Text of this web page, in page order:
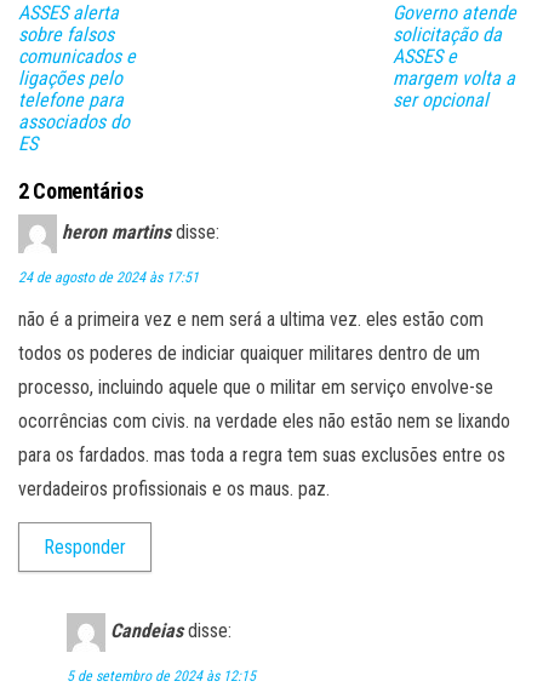
ASSES alerta
sobre falsos
comunicados e
ligações pelo
telefone para
associados do
ES
Governo atende
solicitação da
ASSES e
margem volta a
ser opcional
2 Comentários
heron martins disse:
24 de agosto de 2024 às 17:51
não é a primeira vez e nem será a ultima vez. eles estão com
todos os poderes de indiciar quaiquer militares dentro de um
processo, incluindo aquele que o militar em serviço envolve-se
ocorrências com civis. na verdade eles não estão nem se lixando
para os fardados. mas toda a regra tem suas exclusões entre os
verdadeiros profissionais e os maus. paz.
Responder
Candeias disse:
5 de setembro de 2024 às 12:15